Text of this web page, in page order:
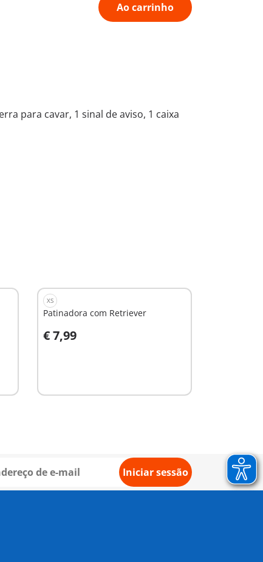
Ao carrinho
para cavar, 1 sinal de aviso, 1 caixa
XS
Patinadora com Retriever
€ 7,99
Ao carrinho
Iniciar sessão